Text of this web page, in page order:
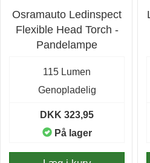
Osramauto Ledinspect
Flexible Head Torch -
Pandelampe
115 Lumen
Genopladelig
DKK 323,95
På lager